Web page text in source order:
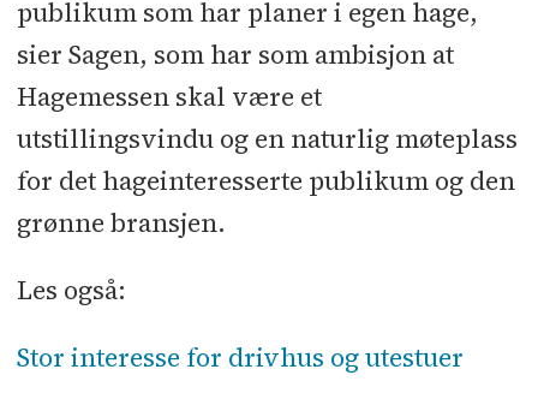
publikum som har planer i egen hage,
sier Sagen, som har som ambisjon at
Hagemessen skal være et
utstillingsvindu og en naturlig møteplass
for det hageinteresserte publikum og den
grønne bransjen.
Les også:
Stor interesse for drivhus og utestuer